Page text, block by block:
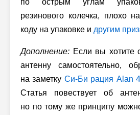
резинового колечка, плохо
коду на упаковке и другим
Дополнение: Если вы хотите
антенну самостоятельно,
на заметку Си-Би рация Alan
Статья повествует об
но по тому же принципу